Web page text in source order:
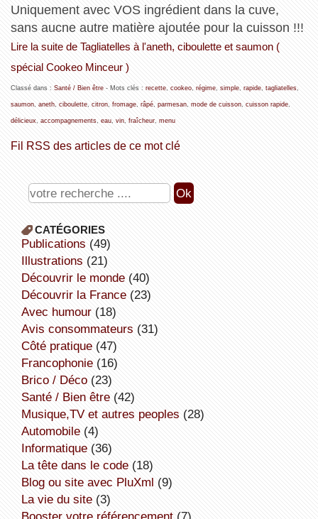
Uniquement avec VOS ingrédient dans la cuve,
sans aucne autre matière ajoutée pour la cuisson !!!
Lire la suite de Tagliatelles à l'aneth, ciboulette et saumon (
spécial Cookeo Minceur )
Classé dans : Santé / Bien être- Mots clés : recette, cookeo, régime, simple, rapide, tagliatelles,
saumon, aneth, ciboulette, citron, fromage, râpé, parmesan, mode de cuisson, cuisson rapide,
délicieux, accompagnements, eau, vin, fraîcheur, menu
Fil RSS des articles de ce mot clé
CATÉGORIES
publications (49)
illustrations (21)
découvrir le monde(40)
découvrir la France(23)
avec humour(18)
avis consommateurs (31)
côté pratique(47)
Francophonie(16)
Brico / Déco(23)
Santé / Bien être(42)
Musique,TV et autres peoples (28)
Automobile(4)
informatique(36)
la tête dans le code(18)
Blog ou site avec PluXml (9)
la vie du site(3)
booster votre référencement(7)